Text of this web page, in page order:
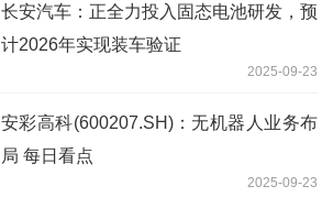
长安汽车：正全力投入固态电池研发，预
计2026年实现装车验证
2025-09-23
安彩高科(600207.SH)：无机器人业务布
局 每日看点
2025-09-23